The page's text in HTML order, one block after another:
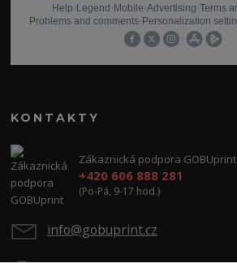
KONTAKTY
Zákaznická podpora GOBUprint
+420 606 888 281
(Po-Pá, 9-17 hod.)
info@gobuprint.cz